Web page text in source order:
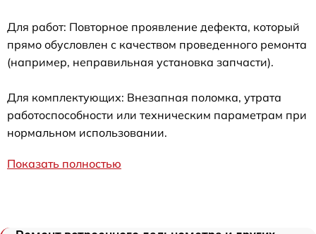
Для работ: Повторное проявление дефекта, который
прямо обусловлен с качеством проведенного ремонта
(например, неправильная установка запчасти).
Для комплектующих: Внезапная поломка, утрата
работоспособности или техническим параметрам при
нормальном использовании.
Показать полностью